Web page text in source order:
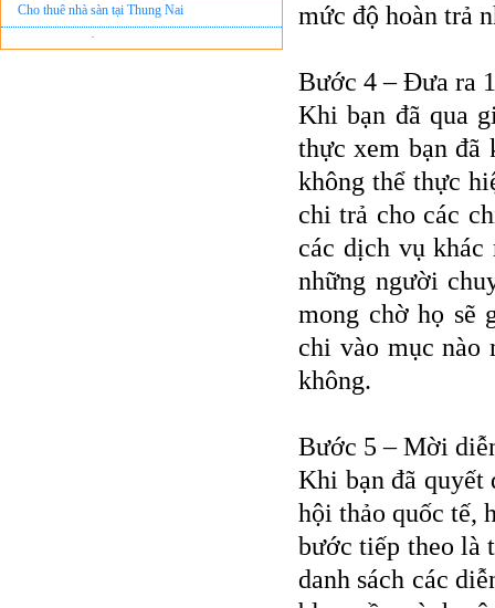
Nhà sàn tại Đảo Dừa Thung Nai
Cho Thuê xe du lịch Hà Nội giá rẻ
mức độ hoàn trả
Bước 4 – Đưa ra
Khi bạn đã qua
thực xem bạn đã
không thể thực
chi trả cho các
các dịch vụ khác
những người
mong chờ họ sẽ
chi vào mục nào
không.
Bước 5 – Mời
Khi bạn đã quyết
hội thảo quốc tế,
bước tiếp theo là
danh sách các